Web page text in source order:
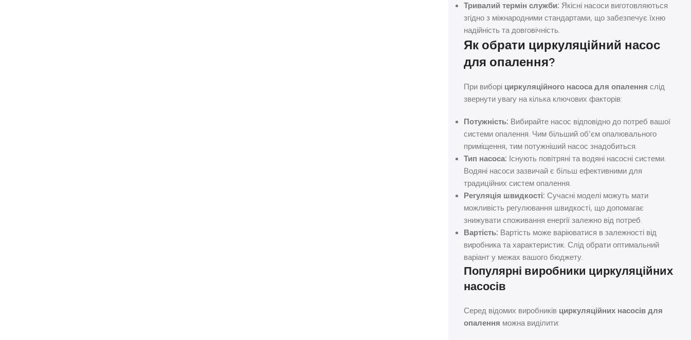
Тривалий термін служби: Якісні насоси виготовляються
згідно з міжнародними стандартами, що забезпечує їхню
надійність та довговічність.
Як обрати циркуляційний насос
для опалення?
При виборі циркуляційного насоса для опалення слід
звернути увагу на кілька ключових факторів:
Потужність: Вибирайте насос відповідно до потреб вашої
системи опалення. Чим більший об’єм опалювального
приміщення, тим потужніший насос знадобиться.
Тип насоса: Існують повітряні та водяні насосні системи.
Водяні насоси зазвичай є більш ефективними для
традиційних систем опалення.
Регуляція швидкості: Сучасні моделі можуть мати
можливість регулювання швидкості, що допомагає
знижувати споживання енергії залежно від потреб.
Вартість: Вартість може варіюватися в залежності від
виробника та характеристик. Слід обрати оптимальний
варіант у межах вашого бюджету.
Популярні виробники циркуляційних
насосів
Серед відомих виробників циркуляційних насосів для
опалення можна виділити: